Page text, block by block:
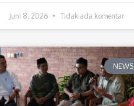
Juni 8, 2026 Tidak ada komentar
NEWS